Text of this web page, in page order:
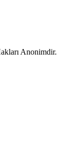
Anonimdir.